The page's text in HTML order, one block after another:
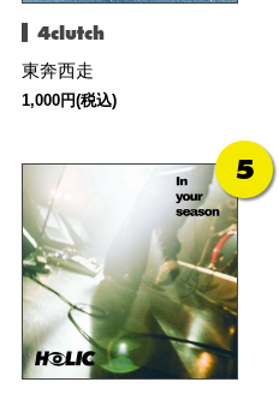
4clutch
東奔西走
1,000円(税込)